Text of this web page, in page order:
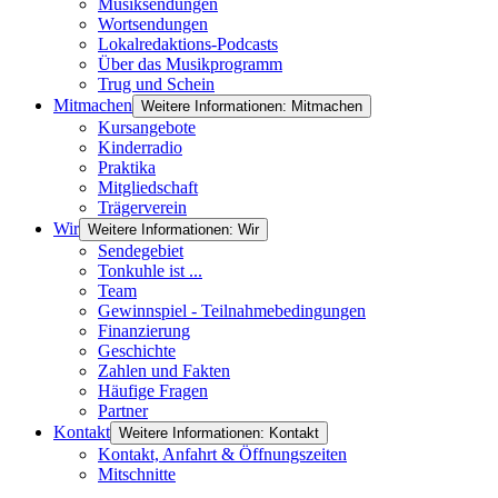
Musiksendungen
Wortsendungen
Lokalredaktions-Podcasts
Über das Musikprogramm
Trug und Schein
Mitmachen Weitere Informationen: Mitmachen
Kursangebote
Kinderradio
Praktika
Mitgliedschaft
Trägerverein
Wir Weitere Informationen: Wir
Sendegebiet
Tonkuhle ist ...
Team
Gewinnspiel - Teilnahmebedingungen
Finanzierung
Geschichte
Zahlen und Fakten
Häufige Fragen
Partner
Kontakt Weitere Informationen: Kontakt
Kontakt, Anfahrt & Öffnungszeiten
Mitschnitte